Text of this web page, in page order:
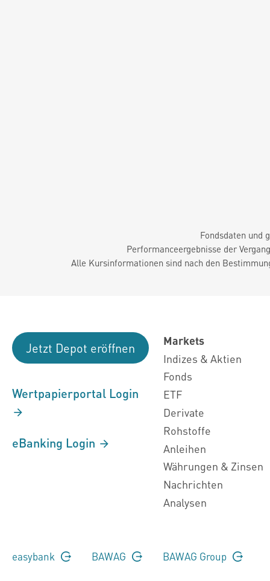
Fondsdaten und
Performanceergebnisse der
Alle Kursinformationen sind nach den
Jetzt Depot eröffnen
Wertpapierportal Login
eBanking Login
Markets
Indizes & Aktien
Fonds
ETF
Derivate
Rohstoffe
Anleihen
Währungen & Zinsen
Nachrichten
Analysen
easybank BAWAG BAWAG Group